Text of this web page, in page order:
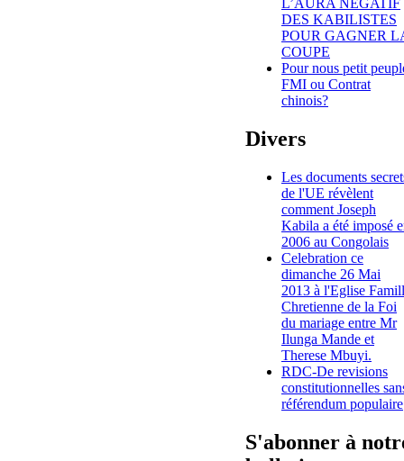
DES KABILISTES
POUR GAGNER
COUPE
Pour nous petit
FMI ou Contrat
chinois?
Divers
Les documents
de l'UE révèlent
comment Joseph
Kabila a été imposé
2006 au Congolais
Celebration ce
dimanche 26 Mai
2013 à l'Eglise
Chretienne de la Foi
du mariage entre Mr
Ilunga Mande et
Therese Mbuyi.
RDC-De revisions
constitutionnelles
référendum populaire
S'abonner à